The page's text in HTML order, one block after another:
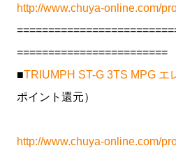
http://www.chuya-online.com/
========================
■TRIUMPH ST-G 3TS MPG エ
ポイント還元）
http://www.chuya-online.com/